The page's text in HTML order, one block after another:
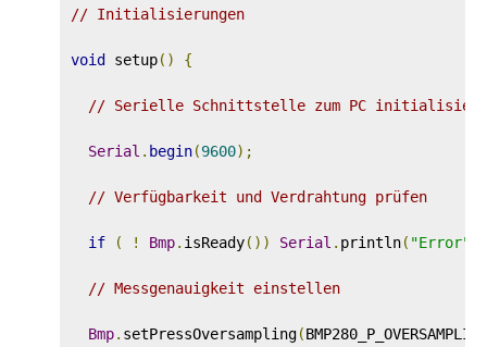
// Initialisierungen
void setup() {
// Serielle Schnittstelle zum PC
Serial . begin(9600);
// Verfügbarkeit und Verdrahtung prüfen
if ( ! Bmp. isReady()) Serial . println( "Error"
// Messgenauigkeit einstellen
Bmp. setPressOversampling(